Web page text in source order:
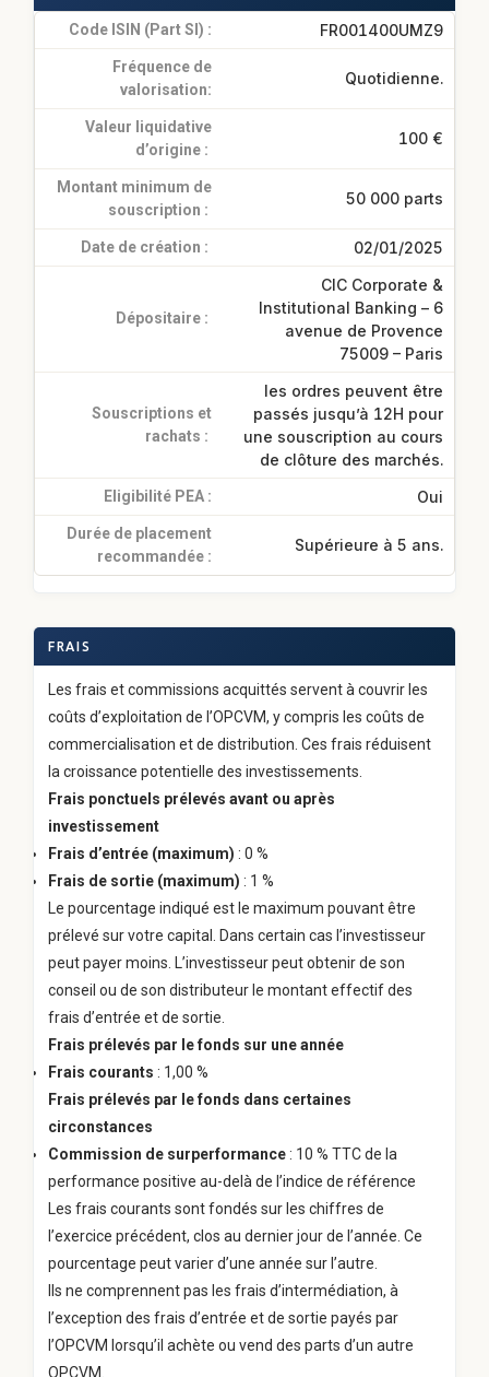
Code ISIN (Part SI) : FR001400UMZ9
Fréquence de
valorisation:
Quotidienne.
Valeur liquidative
d’origine :
100 €
Montant minimum de
souscription :
50 000 parts
Date de création : 02/01/2025
Dépositaire :
CIC Corporate &
Institutional Banking – 6
avenue de Provence
75009 – Paris
Souscriptions et
rachats :
les ordres peuvent être
passés jusqu’à 12H pour
une souscription au cours
de clôture des marchés.
Eligibilité PEA : Oui
Durée de placement
recommandée :
Supérieure à 5 ans.
FRAIS
Les frais et commissions acquittés servent à couvrir les
coûts d’exploitation de l’OPCVM, y compris les coûts de
commercialisation et de distribution. Ces frais réduisent
la croissance potentielle des investissements.
Frais ponctuels prélevés avant ou après
investissement
Frais d’entrée (maximum) : 0 %
Frais de sortie (maximum) : 1 %
Le pourcentage indiqué est le maximum pouvant être
prélevé sur votre capital. Dans certain cas l’investisseur
peut payer moins. L’investisseur peut obtenir de son
conseil ou de son distributeur le montant effectif des
frais d’entrée et de sortie.
Frais prélevés par le fonds sur une année
Frais courants : 1,00 %
Frais prélevés par le fonds dans certaines
circonstances
Commission de surperformance : 10 % TTC de la
performance positive au-delà de l’indice de référence
Les frais courants sont fondés sur les chiffres de
l’exercice précédent, clos au dernier jour de l’année. Ce
pourcentage peut varier d’une année sur l’autre.
Ils ne comprennent pas les frais d’intermédiation, à
l’exception des frais d’entrée et de sortie payés par
l’OPCVM lorsqu’il achète ou vend des parts d’un autre
OPCVM.